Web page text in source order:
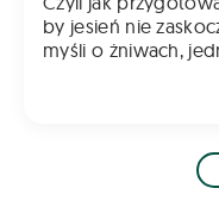
by jesień nie
myśli o żniwach,
rzepak wymaga